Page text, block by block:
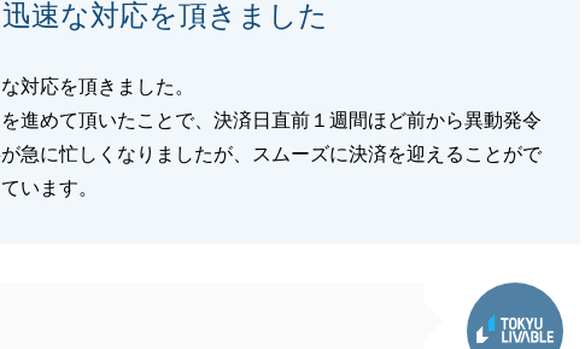
速な対応を頂きました
対応を頂きました。
進めて頂いたことで、決済日直前１週間ほど前から異動発令
急に忙しくなりましたが、スムーズに決済を迎えることがで
います。